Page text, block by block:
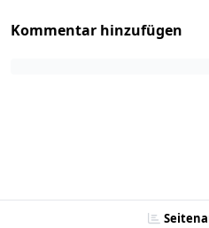
Kommentar hinzufügen